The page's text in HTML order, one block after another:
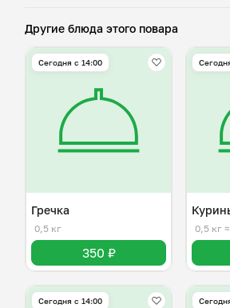
Другие блюда этого повара
Сегодня с 14:00
Гречка
0,5 кг
350 ₽
0,5 кг
Сегодня с 14:00